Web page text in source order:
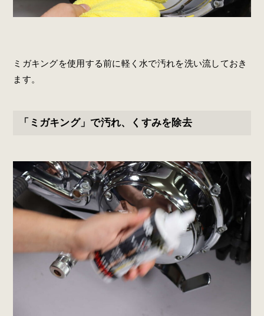
ミガキングを使用する前に軽く水で汚れを洗い流しておき
ます。
「ミガキング」で汚れ、くすみを除去